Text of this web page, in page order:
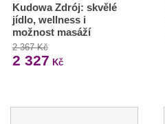
Kudowa Zdrój: skvělé
jídlo, wellness i
možnost masáží
2 367 Kč
2 327 Kč